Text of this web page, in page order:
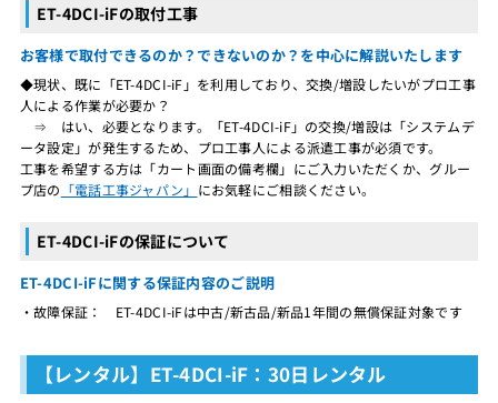
ET-4DCI-iFの取付工事
お客様で取付できるのか？できないのか？を中心に解説いたします
◆現状、既に「ET-4DCI-iF」を利用しており、交換/増設したいがプロ工事
人による作業が必要か？
⇒ はい、必要となります。「ET-4DCI-iF」の交換/増設は「システムデ
ータ設定」が発生するため、プロ工事人による派遣工事が必須です。
工事を希望する方は「カート画面の備考欄」にご入力いただくか、グルー
プ店の 「電話工事ジャパン」 にお気軽にご相談ください。
ET-4DCI-iFの保証について
ET-4DCI-iFに関する保証内容のご説明
・故障保証： ET-4DCI-iFは中古/新古品/新品1年間の無償保証対象です
【レンタル】ET-4DCI-iF：30日レンタル